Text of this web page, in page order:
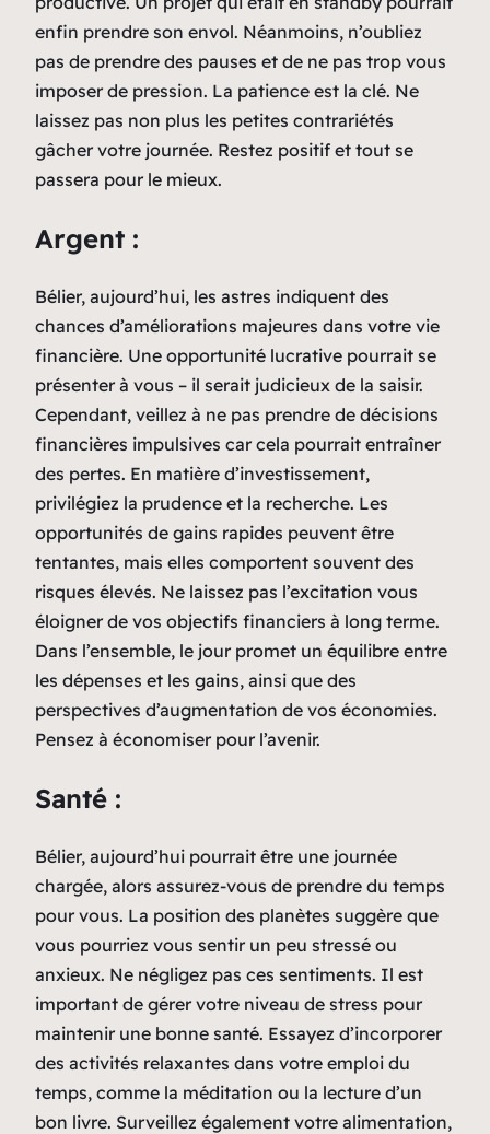
enfin prendre son envol. Néanmoins, n’oubliez
pas de prendre des pauses et de ne pas trop vous
imposer de pression. La patience est la clé. Ne
laissez pas non plus les petites contrariétés
gâcher votre journée. Restez positif et tout se
passera pour le mieux.
Argent :
Bélier, aujourd’hui, les astres indiquent des
chances d’améliorations majeures dans votre vie
financière. Une opportunité lucrative pourrait se
présenter à vous – il serait judicieux de la saisir.
Cependant, veillez à ne pas prendre de décisions
financières impulsives car cela pourrait entraîner
des pertes. En matière d’investissement,
privilégiez la prudence et la recherche. Les
opportunités de gains rapides peuvent être
tentantes, mais elles comportent souvent des
risques élevés. Ne laissez pas l’excitation vous
éloigner de vos objectifs financiers à long terme.
Dans l’ensemble, le jour promet un équilibre entre
les dépenses et les gains, ainsi que des
perspectives d’augmentation de vos économies.
Pensez à économiser pour l’avenir.
Santé :
Bélier, aujourd’hui pourrait être une journée
chargée, alors assurez-vous de prendre du temps
pour vous. La position des planètes suggère que
vous pourriez vous sentir un peu stressé ou
anxieux. Ne négligez pas ces sentiments. Il est
important de gérer votre niveau de stress pour
maintenir une bonne santé. Essayez d’incorporer
des activités relaxantes dans votre emploi du
temps, comme la méditation ou la lecture d’un
bon livre. Surveillez également votre alimentation,